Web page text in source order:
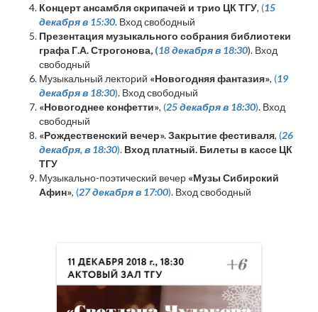
Концерт ансамбля скрипачей и трио ЦК ТГУ, (15
декабря в 15:30. Вход свободный
Презентация музыкального собрания библиотеки
графа Г.А. Строгонова, (18 декабря в 18:30). Вход
свободный
Музыкальный лекторий «Новогодняя фантазия», (19
декабря в 18:30). Вход свободный
«Новогоднее конфетти», (25 декабря в 18:30). Вход
свободный
«Рождественский вечер». Закрытие фестиваля, (26
декабря, в 18:30). Вход платный. Билеты в кассе ЦК
ТГУ
Музыкально-поэтический вечер «Музы Сибирский
Афин», (27 декабря в 17:00). Вход свободный